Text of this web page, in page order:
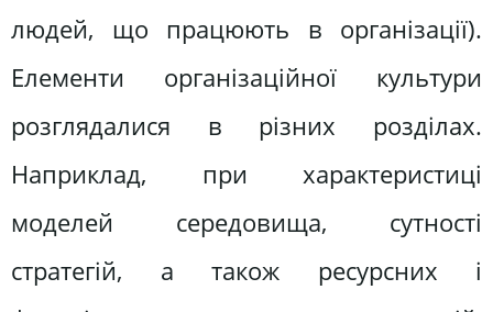
людей, що працюють в організації).
Елементи організаційної культури
розглядалися в різних розділах.
Наприклад, при характеристиці
моделей середовища, сутності
стратегій, а також ресурсних і